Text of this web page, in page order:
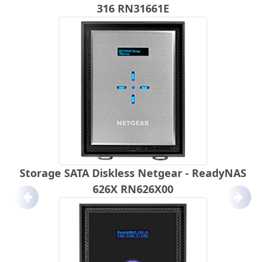
316 RN31661E
Storage SATA Diskless Netgear - ReadyNAS
626X RN626X00
Anterior